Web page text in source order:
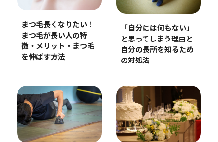
まつ毛長くなりたい！
まつ毛が長い人の特
徴・メリット・まつ毛
を伸ばす方法
「自分には何もない」
と思ってしまう理由と
自分の長所を知るため
の対処法